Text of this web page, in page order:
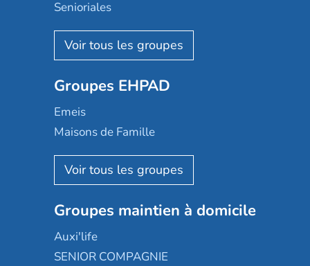
Senioriales
Nohée
Les Résidentiels
Mobicap
Domusvi
Happy Senior
Aquarelia
Nexity edenea
Les jardins d'Arcadie
Occitalia
Appartseniors
Groupes EHPAD
Emeis
Maisons de Famille
Korian
Emera
Groupe SOS
Le Noble Âge
Almage
Groupes maintien à domicile
Auxi'life
SENIOR COMPAGNIE